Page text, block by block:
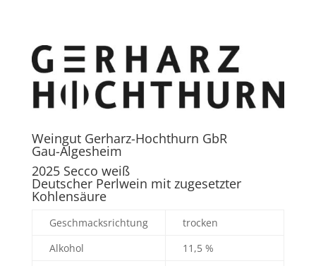
Weingut Gerharz-Hochthurn GbR
Gau-Algesheim
2025 Secco weiß
Deutscher Perlwein mit zugesetzter
Kohlensäure
Geschmacksrichtung
trocken
Alkohol
11,5 %